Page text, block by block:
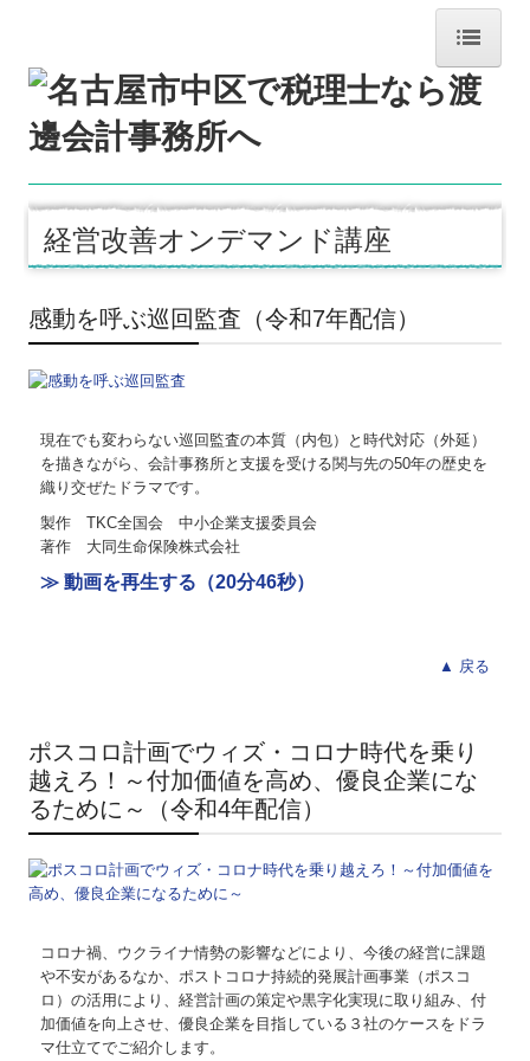
ホーム
お知らせ
事務所紹介
経営理念
交通案内
業務案内
リンク集
お問合せ
補助金・助成金・融資情報
TKCシステムQ&A
経営革新等支援機関とは
個人情報保護法
経営改善オンデマンド講座
感動を呼ぶ巡回監査（令和7年配信）
現在でも変わらない巡回監査の本質（内包）と時代対応（外延）
を描きながら、会計事務所と支援を受ける関与先の50年の歴史を
織り交ぜたドラマです。
製作 TKC全国会 中小企業支援委員会
著作 大同生命保険株式会社
≫ 動画を再生する（20分46秒）
▲ 戻る
ポスコロ計画でウィズ・コロナ時代を乗り
越えろ！～付加価値を高め、優良企業にな
るために～（令和4年配信）
コロナ禍、ウクライナ情勢の影響などにより、今後の経営に課題
や不安があるなか、ポストコロナ持続的発展計画事業（ポスコ
ロ）の活用により、経営計画の策定や黒字化実現に取り組み、付
加価値を向上させ、優良企業を目指している３社のケースをドラ
マ仕立てでご紹介します。